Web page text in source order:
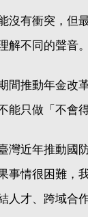
沒有衝突，但
解不同的聲音
間推動年金改
能只做「不會
灣近年推動國
事情很困難，
人才、跨域合